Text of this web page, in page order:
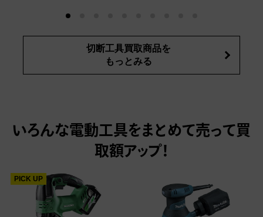
切断工具買取商品を
もっとみる
いろんな電動工具をまとめて売って買
取額アップ！
PICK UP